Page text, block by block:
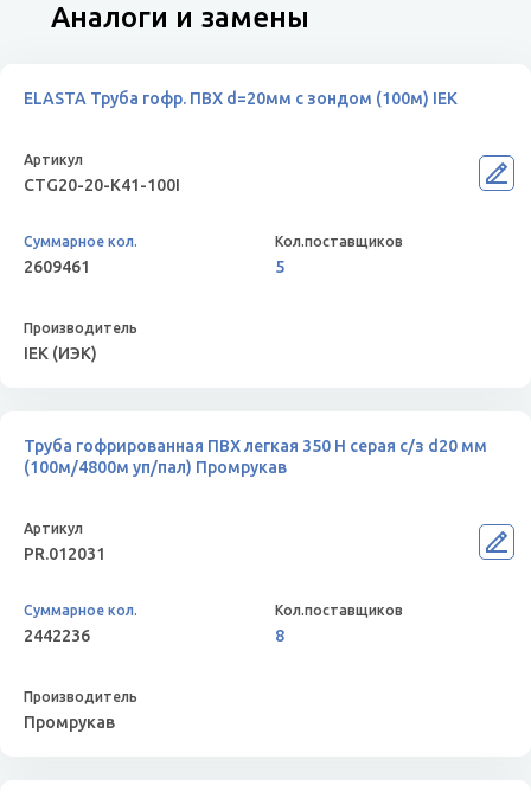
Аналоги и замены
ELASTA Труба гофр. ПВХ d=20мм с зондом (100м) IEK
CTG20-20-K41-100I
2609461 5
IEK (ИЭК)
Труба гофрированная ПВХ легкая 350 Н серая с/з d20 мм
(100м/4800м уп/пал) Промрукав
PR.012031
2442236 8
Промрукав